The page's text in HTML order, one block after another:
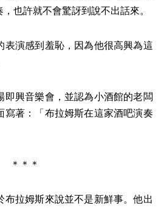
也許就不會驚訝到說不出話來。
演感到羞恥，因為他很高興為這
興音樂會，並認為小酒館的老闆
寫著：「布拉姆斯在這家酒吧演奏
＊＊＊
拉姆斯來說並不是新鮮事。他出